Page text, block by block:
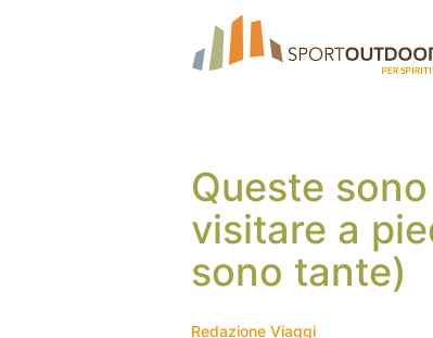
Queste
visitare a
sono tante)
Redazione Viaggi